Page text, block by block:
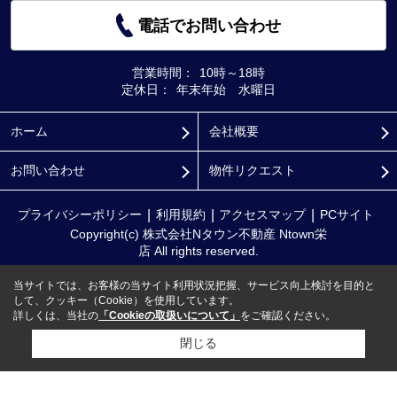
電話でお問い合わせ
営業時間：
10時～18時
定休日：
年末年始 水曜日
ホーム 会社概要
お問い合わせ 物件リクエスト
プライバシーポリシー 利用規約 アクセスマップ
PCサイト
Copyright(c) 株式会社Nタウン不動産 Ntown栄
店 All rights reserved.
当サイトでは、お客様の当サイト利用状況把握、サービス向上検討を目的と
して、クッキー（Cookie）を使用しています。
詳しくは、当社の 「Cookieの取扱いについて」 をご確認ください。
閉じる